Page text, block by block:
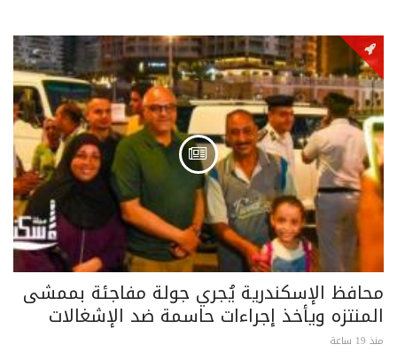
محافظ الإسكندرية يُجري جولة مفاجئة بممشى
المنتزه ويأخذ إجراءات حاسمة ضد الإشغالات
منذ 19 ساعة